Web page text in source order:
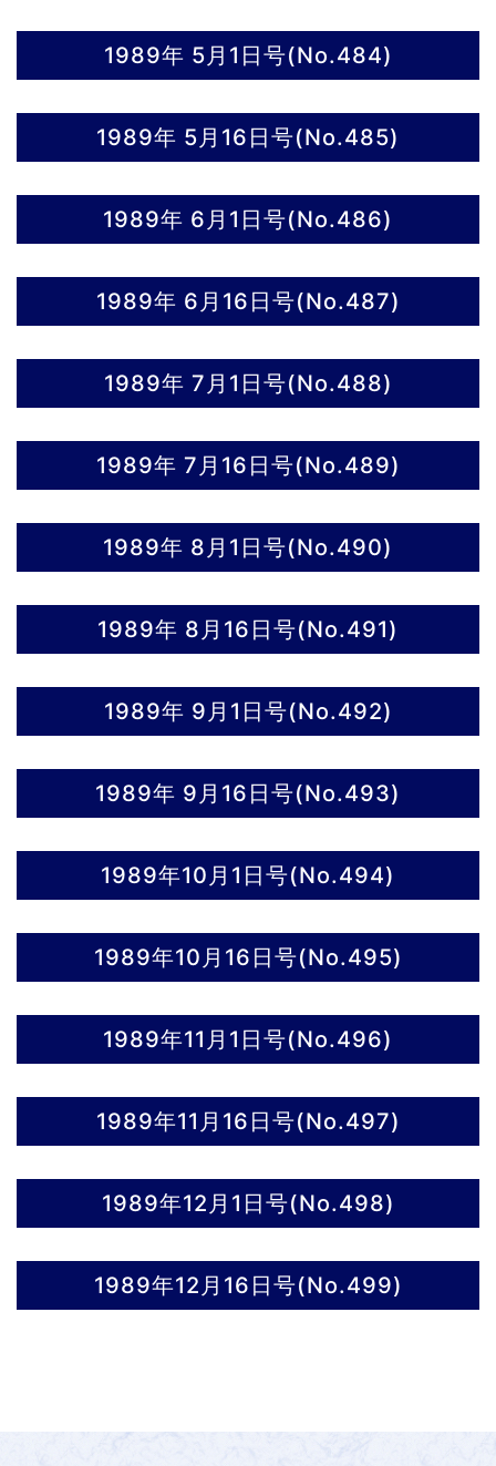
1989年 5月1日号(No.484)
1989年 5月16日号(No.485)
1989年 6月1日号(No.486)
1989年 6月16日号(No.487)
1989年 7月1日号(No.488)
1989年 7月16日号(No.489)
1989年 8月1日号(No.490)
1989年 8月16日号(No.491)
1989年 9月1日号(No.492)
1989年 9月16日号(No.493)
1989年10月1日号(No.494)
1989年10月16日号(No.495)
1989年11月1日号(No.496)
1989年11月16日号(No.497)
1989年12月1日号(No.498)
1989年12月16日号(No.499)